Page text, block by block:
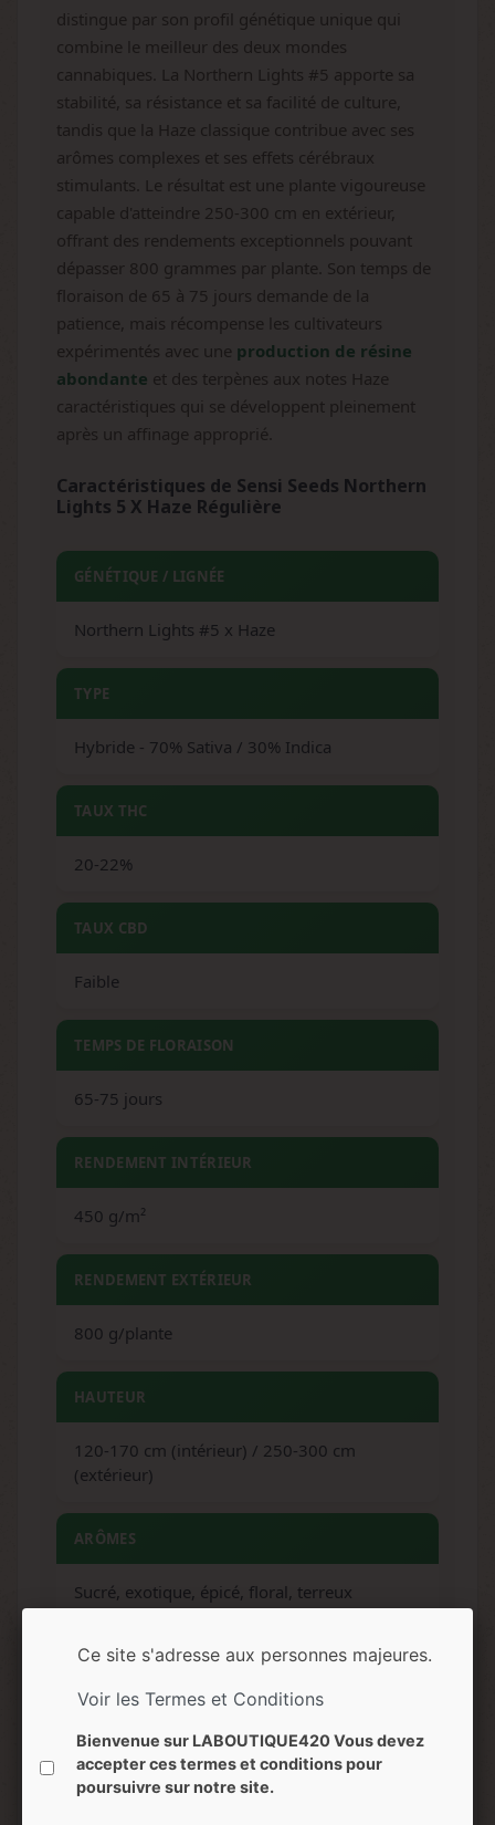
distingue par son profil génétique unique qui
combine le meilleur des deux mondes
cannabiques. La Northern Lights #5 apporte sa
stabilité, sa résistance et sa facilité de culture,
tandis que la Haze classique contribue avec ses
arômes complexes et ses effets cérébraux
stimulants. Le résultat est une plante vigoureuse
capable d'atteindre 250-300 cm en extérieur,
offrant des rendements exceptionnels pouvant
dépasser 800 grammes par plante. Son temps de
floraison de 65 à 75 jours demande de la
patience, mais récompense les cultivateurs
expérimentés avec une production de résine
abondante et des terpènes aux notes Haze
caractéristiques qui se développent pleinement
après un affinage approprié.
Caractéristiques de Sensi Seeds Northern
Lights 5 X Haze Régulière
GÉNÉTIQUE / LIGNÉE
Northern Lights #5 x Haze
TYPE
Hybride - 70% Sativa / 30% Indica
TAUX THC
20-22%
TAUX CBD
Faible
TEMPS DE FLORAISON
65-75 jours
RENDEMENT INTÉRIEUR
450 g/m²
RENDEMENT EXTÉRIEUR
800 g/plante
HAUTEUR
120-170 cm (intérieur) / 250-300 cm
(extérieur)
ARÔMES
Sucré, exotique, épicé, floral, terreux
SAVEURS
Sucré, citron, épicé, notes Haze
EFFETS
Ce site s'adresse aux personnes majeures.
Voir les Termes et Conditions
Bienvenue sur LABOUTIQUE420 Vous devez
accepter ces termes et conditions pour
poursuivre sur notre site.